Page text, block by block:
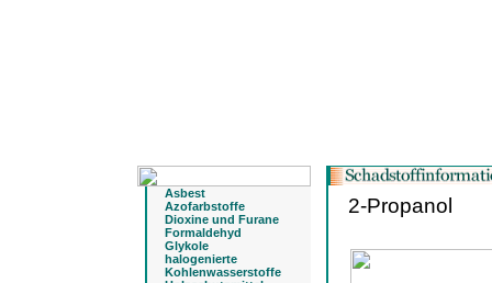
Asbest
Azofarbstoffe
Dioxine und Furane
Formaldehyd
Glykole
halogenierte
Kohlenwasserstoffe
2-Propanol